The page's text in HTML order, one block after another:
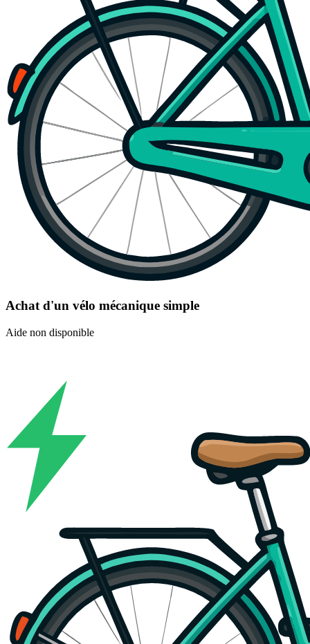
Achat d'un vélo mécanique simple
Aide non disponible